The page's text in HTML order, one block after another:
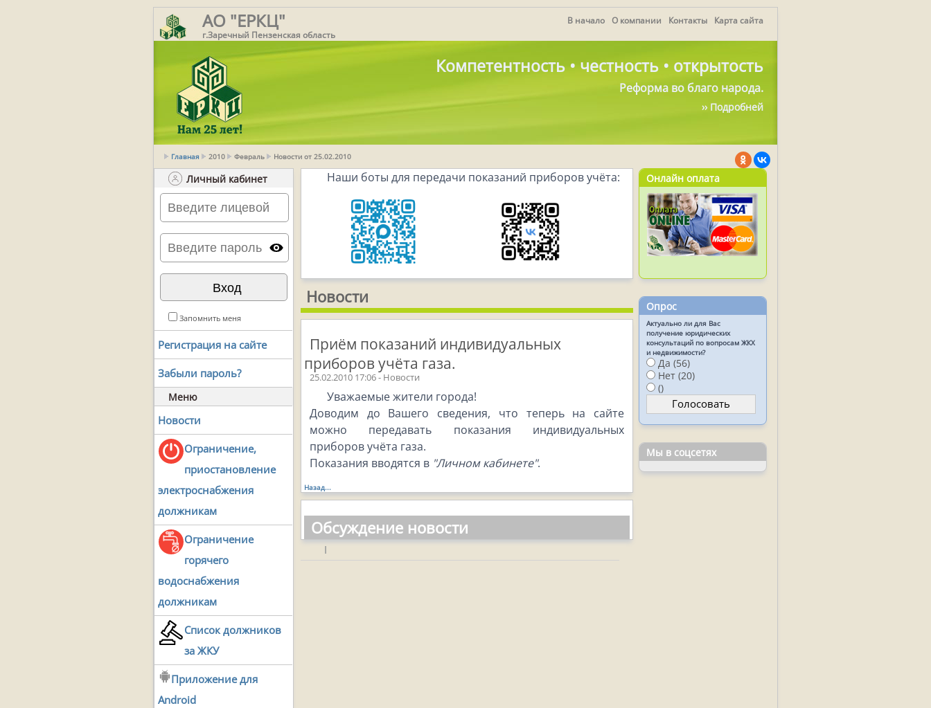
АО "ЕРКЦ"
г.Заречный Пензенская область
В начало О компании Контакты Карта сайта
Компетентность • честность • открытость
Реформа во благо народа.
›› Подробней
Главная 2010 Февраль Новости от 25.02.2010
Личный кабинет
Запомнить меня
Регистрация на сайте
Забыли пароль?
Меню
Новости
Ограничение,
приостановление
электроснабжения
должникам
Ограничение
горячего
водоснабжения
должникам
Список должников
за ЖКУ
Приложение для
Android
Наши боты для передачи показаний приборов учёта:
Новости
Приём показаний индивидуальных
приборов учёта газа.
25.02.2010 17:06 - Новости
Уважаемые жители города!
Доводим до Вашего сведения, что теперь на сайте
можно передавать показания индивидуальных
приборов учёта газа.
Показания вводятся в "Личном кабинете".
Назад...
Обсуждение новости
|
Онлайн оплата
Опрос
Актуально ли для Вас
получение юридических
консультаций по вопросам ЖКХ
и недвижимости?
Да (56)
Нет (20)
()
Мы в соцсетях